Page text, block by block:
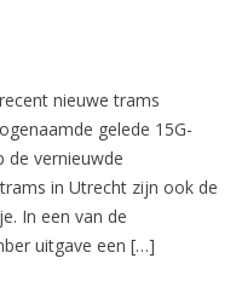
nieuwe trams
gelede 15G-
de vernieuwde
in Utrecht zijn ook de
In een van de
uitgave een […]